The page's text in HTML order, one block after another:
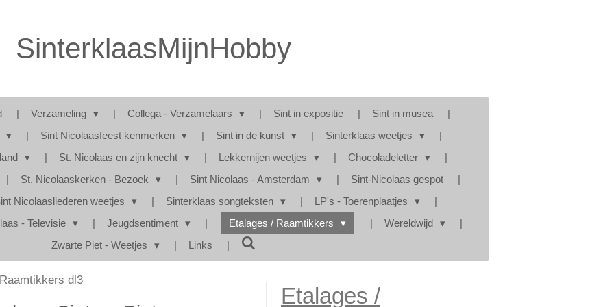
SinterklaasMijnHobby
Verzameling Collega - Verzamelaars Sint in expositie
Sint in musea
Sint Nicolaasfeest kenmerken Sint in de kunst
Sinterklaas weetjes
St. Nicolaas en zijn knecht Lekkernijen weetjes
Chocoladeletter
St. Nicolaaskerken - Bezoek Sint Nicolaas - Amsterdam
Sint-Nicolaas gespot
Nicolaasliederen weetjes Sinterklaas songteksten
LP's - Toerenplaatjes
- Televisie Jeugdsentiment Etalages / Raamtikkers
Wereldwijd
Zwarte Piet - Weetjes
Links
Raamtikkers dl3
Etalages /